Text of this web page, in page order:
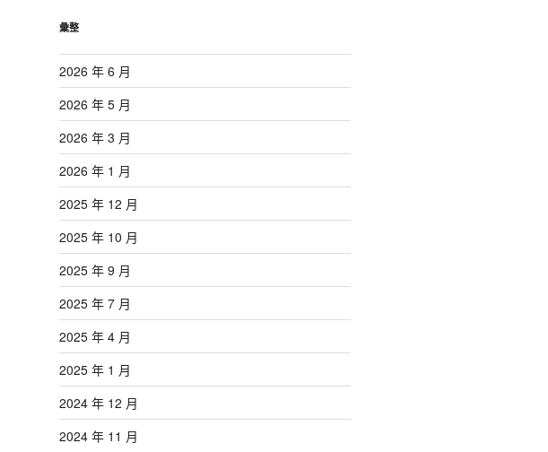
彙整
2026 年 6 月
2026 年 5 月
2026 年 3 月
2026 年 1 月
2025 年 12 月
2025 年 10 月
2025 年 9 月
2025 年 7 月
2025 年 4 月
2025 年 1 月
2024 年 12 月
2024 年 11 月